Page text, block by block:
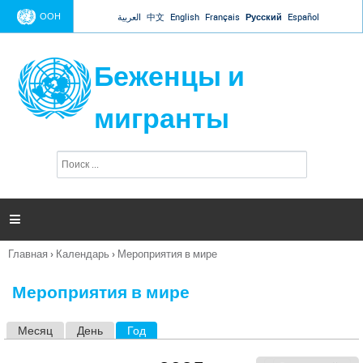
Jump to navigation
ООН العربية 中文 English Français Русский Español
Беженцы и
мигранты
п
и

Вы
Главная › Календарь › Мероприятия в мире
Мероприятия в мире
Месяц День Год